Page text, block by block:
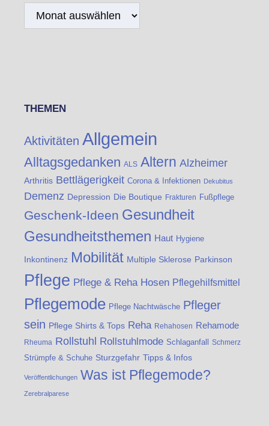
Archiv
THEMEN
Aktivitäten Allgemein
Alltagsgedanken ALS Altern Alzheimer
Arthritis Bettlägerigkeit Corona & Infektionen Dekubitus
Demenz Depression Die Boutique Frakturen Fußpflege
Geschenk-Ideen Gesundheit
Gesundheitsthemen Haut Hygiene
Inkontinenz Mobilität Multiple Sklerose Parkinson
Pflege Pflege & Reha Hosen Pflegehilfsmittel
Pflegemode Pflege Nachtwäsche Pfleger
sein Pflege Shirts & Tops Reha Rehahosen Rehamode
Rheuma Rollstuhl Rollstuhlmode Schlaganfall Schmerz
Strümpfe & Schuhe Sturzgefahr Tipps & Infos
Veröffentlichungen Was ist Pflegemode?
Zerebralparese